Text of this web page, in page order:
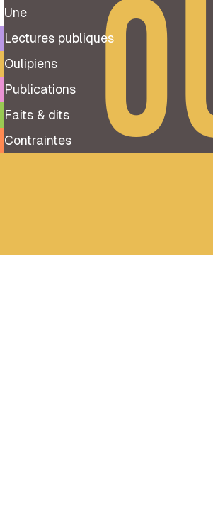
Une
Lectures publiques
Oulipiens
Publications
Faits & dits
Contraintes